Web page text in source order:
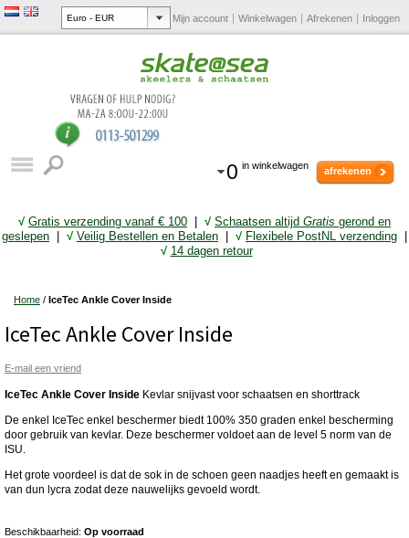
Mijn account Winkelwagen Afrekenen Inloggen
0 in winkelwagen afrekenen
√ Gratis verzending vanaf € 100 √ Schaatsen altijd Gratis gerond en
geslepen
√ Veilig Bestellen en Betalen √ Flexibele PostNL verzending
√ 14 dagen retour
Home / IceTec Ankle Cover Inside
IceTec Ankle Cover Inside
E-mail een vriend
IceTec Ankle Cover Inside Kevlar snijvast voor schaatsen en shorttrack
De enkel IceTec enkel beschermer biedt 100% 350 graden enkel bescherming
door gebruik van kevlar. Deze beschermer voldoet aan de level 5 norm van de
ISU.
Het grote voordeel is dat de sok in de schoen geen naadjes heeft en gemaakt is
van dun lycra zodat deze nauwelijks gevoeld wordt.
Beschikbaarheid: Op voorraad